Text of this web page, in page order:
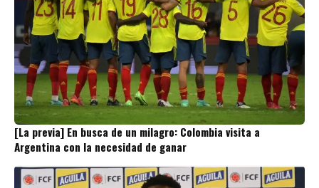
[La previa] En busca de un milagro: Colombia visita a
Argentina con la necesidad de ganar